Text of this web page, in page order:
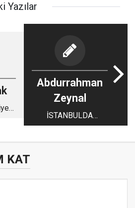
Yazılar
Abdurrahman
Zeynal
İSTANBULDA
YAPILAN ERZURUM
KAT